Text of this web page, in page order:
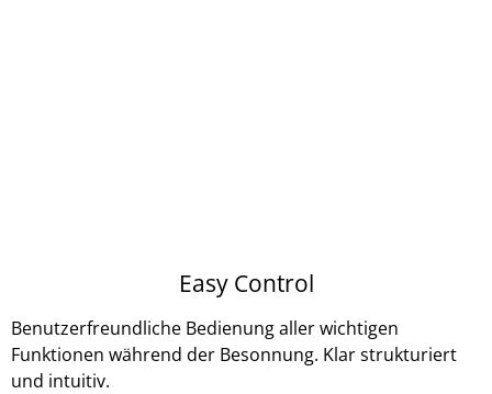
Easy Control
Benutzerfreundliche Bedienung aller wichtigen
Funktionen während der Besonnung. Klar strukturiert
und intuitiv.